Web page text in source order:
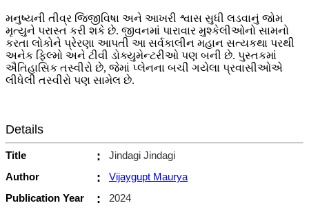
મનુષ્યની તીવ્ર જિજીવિષા અને આખરી શ્વાસ સુધી લડવાનું જોમ
મૃત્યુને પરાસ્ત કરી શકે છે. જીવનમાં પારાવાર મુશ્કેલીઓનો સામનો
કરતા લોકોને પ્રેરણા આપતી આ સર્વકાલીન મહાન સત્યકથા પરથી
અનેક ફિલ્મો અને ટીવી ડોક્યુમેન્ટરીઓ પણ બની છે. પુસ્તકમાં
ઐતિહાસિક તસ્વીરો છે, જેમાં પ્લેનના બચી ગયેલા પ્રવાસીઓએ
લીધેલી તસ્વીરો પણ સામેલ છે.
Details
Title :
Jindagi Jindagi
Author
:
Vijaygupt Maurya
Publication Year
:
2024